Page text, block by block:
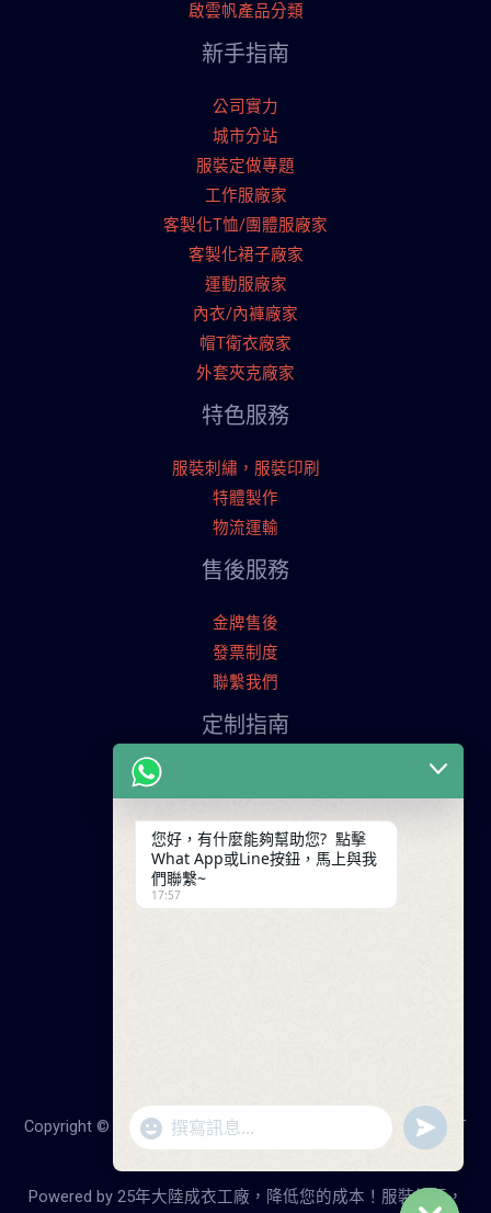
啟雲帆產品分類
新手指南
公司實力
城市分站
服裝定做專題
工作服廠家
客製化T恤/團體服廠家
客製化裙子廠家
運動服廠家
內衣/內褲廠家
帽T衛衣廠家
外套夾克廠家
特色服務
服裝刺繡，服裝印刷
特體製作
物流運輸
售後服務
金牌售後
發票制度
聯繫我們
定制指南
交易條款
聯繫我們
Copyright © 2026 25年大陸成衣工廠，降低您的成本！服裝打
Powered by 25年大陸成衣工廠，降低您的成本！服裝打版，
您好，有什麼能夠幫助您? 點擊
What App或Line按鈕，馬上與我
們聯繫~
17:57
"+chaty_settings.lang.emoji_picker+"
WhatsApp
Message